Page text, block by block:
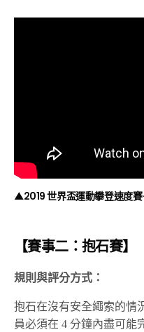
▲2019 世界盃運動攀登速度
【賽事二：抱石賽】
規則與評分方式：
抱石在沒有安全繩索的情
員必須在 4 分鐘內盡可能